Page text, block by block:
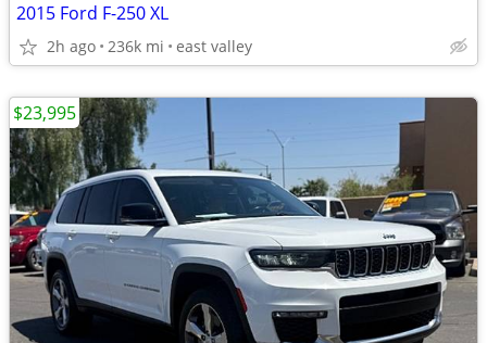
2015 Ford F-250 XL
2h ago 236k mi east valley
$23,995